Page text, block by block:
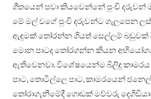
ගීතයෙන් පවා කියවෙන්නේ පුංචි දරුවන්
මේ මල් වගේ පුංචි දරුවන්ට ගැලපෙන
ඇඳුමක් තෝරන්න ගියත් සෙල්ලම්
මොන පාටද තෝරගන්න කියන අභියෝගය
ඇතිවෙනවා. විශේෂයෙන්ම බිලිඳු කාමරය
පාට, තොටිල්ලෙ පාට, කාමරයෙන්
තෝරාගැනීමේදී ගොඩක් මව්වරු